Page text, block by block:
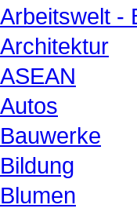
Arbeitswelt -
Architektur
ASEAN
Autos
Bauwerke
Bildung
Blumen